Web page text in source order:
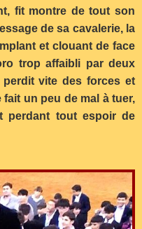
fit montre de tout son
de sa cavalerie, la
et clouant de face
trop affaibli par deux
vite des forces et
fait un peu de mal à tuer,
perdant tout espoir de